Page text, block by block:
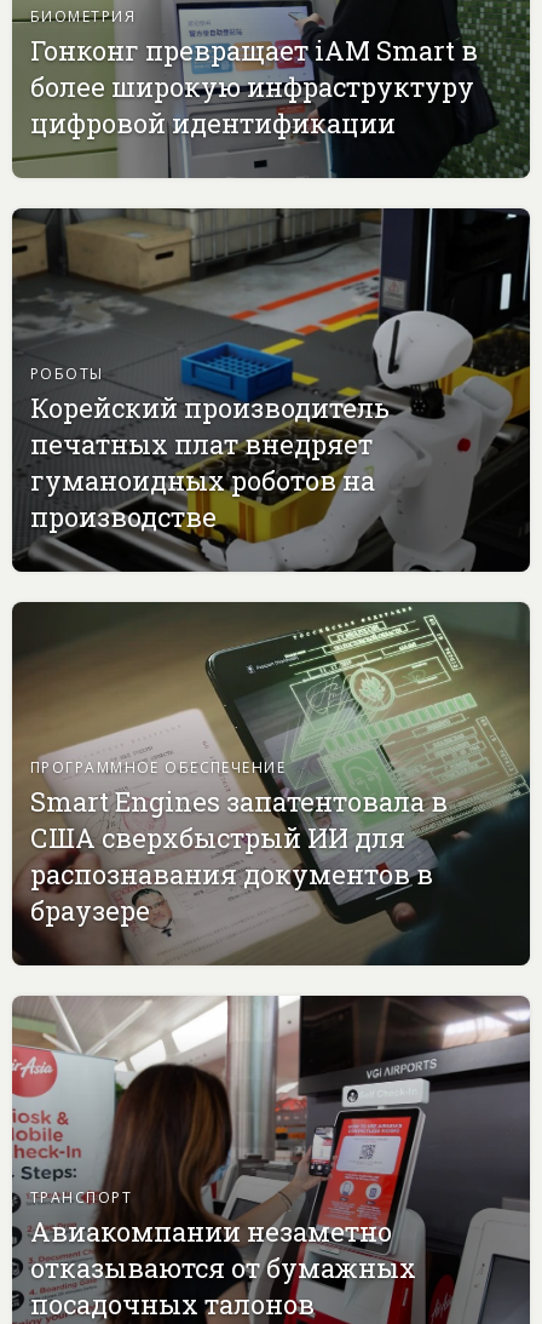
БИОМЕТРИЯ
Гонконг превращает iAM Smart в
более широкую инфраструктуру
цифровой идентификации
РОБОТЫ
Корейский производитель
печатных плат внедряет
гуманоидных роботов на
производстве
ПРОГРАММНОЕ ОБЕСПЕЧЕНИЕ
Smart Engines запатентовала в
США сверхбыстрый ИИ для
распознавания документов в
браузере
ТРАНСПОРТ
Авиакомпании незаметно
отказываются от бумажных
посадочных талонов